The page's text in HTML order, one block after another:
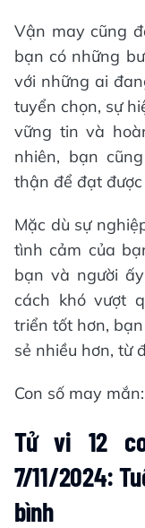
Vận may cũng
bạn có những
với những ai
tuyển chọn, sự
vững tin và
nhiên, bạn
thận để đạt
Mặc dù sự
tình cảm của
bạn và người
cách khó vượt
triển tốt hơn,
sẻ nhiều hơn, từ
Con số may
Tử vi 12
7/11/2024:
bình